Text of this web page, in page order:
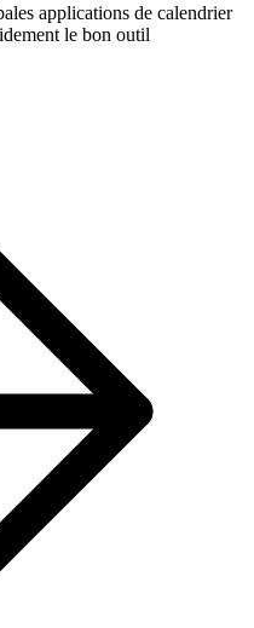
applications de calendrier
le bon outil